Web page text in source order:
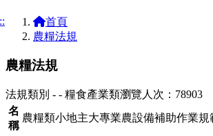
首頁
農糧法規
農糧法規
法規類別 - - 糧食產業類瀏覽人次：78903
名
稱
農糧類小地主大專業農設備補助作業規